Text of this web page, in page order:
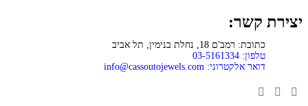
יצירת קשר:
כתובת: רמב'ם 18, נחלת בנימין, תל אביב
טלפון: 03-5161334
דואר אלקטרוני: info@cassoutojewels.com